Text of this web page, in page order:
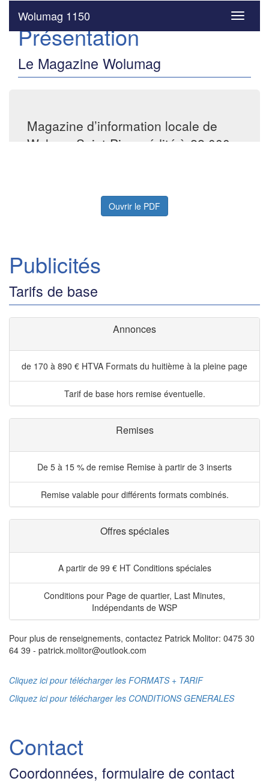
Ouvrir le PDF
Publicités
Tarifs de base
Annonces
de 170 à 890 € HTVA Formats du huitième à la pleine page
Tarif de base hors remise éventuelle.
Remises
De 5 à 15 % de remise Remise à partir de 3 inserts
Remise valable pour différents formats combinés.
Offres spéciales
A partir de 99 € HT Conditions spéciales
Conditions pour Page de quartier, Last Minutes,
Indépendants de WSP
Pour plus de renseignements, contactez Patrick Molitor: 0475 30
64 39 - patrick.molitor@outlook.com
Cliquez ici pour télécharger les FORMATS + TARIF
Cliquez ici pour télécharger les CONDITIONS GENERALES
Contact
Coordonnées, formulaire de contact